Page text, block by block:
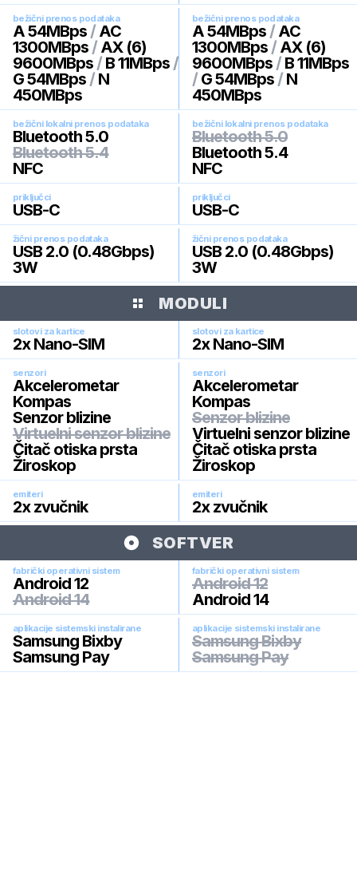
bežični prenos podataka
A 54MBps / AC
1300MBps / AX (6)
9600MBps / B 11MBps /
G 54MBps / N
450MBps
bežični prenos podataka
A 54MBps / AC
1300MBps / AX (6)
9600MBps / B 11MBps
/ G 54MBps / N
450MBps
bežični lokalni prenos podataka
Bluetooth 5.0
Bluetooth 5.4
NFC
bežični lokalni prenos podataka
Bluetooth 5.0
Bluetooth 5.4
NFC
priključci
USB-C
priključci
USB-C
žični prenos podataka
USB 2.0 (0.48Gbps)
3W
žični prenos podataka
USB 2.0 (0.48Gbps)
3W
MODULI
slotovi za kartice
2x Nano-SIM
slotovi za kartice
2x Nano-SIM
senzori
Akcelerometar
Kompas
Senzor blizine
Virtuelni senzor blizine
Čitač otiska prsta
Žiroskop
senzori
Akcelerometar
Kompas
Senzor blizine
Virtuelni senzor blizine
Čitač otiska prsta
Žiroskop
emiteri
2x zvučnik
emiteri
2x zvučnik
SOFTVER
fabrički operativni sistem
Android 12
Android 14
fabrički operativni sistem
Android 12
Android 14
aplikacije sistemski instalirane
Samsung Bixby
Samsung Pay
aplikacije sistemski instalirane
Samsung Bixby
Samsung Pay